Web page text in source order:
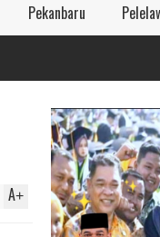
Pekanbaru
A+